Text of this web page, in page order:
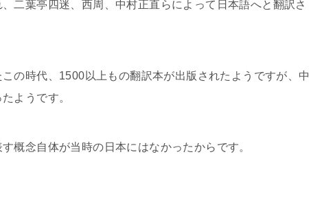
二葉亭四迷、西周、中村正直らによって日本語へと翻訳さ
の時代、1500以上もの翻訳本が出版されたようですが、
ようです。
概念自体が当時の日本にはなかったからです。